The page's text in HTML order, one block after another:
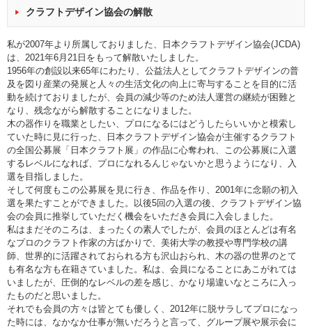
クラフトデザイン協会の解散
私が2007年より所属しておりました、日本クラフトデザイン協会(JCDA)
は、2021年6月21日をもって解散いたしました。
1956年の創設以来65年にわたり、公益法人としてクラフトデザインの普
及を図り産業の発展と人々の生活文化の向上に寄与することを目的に活
動を続けておりましたが、会員の減少等のため法人運営の継続が困難と
なり、残念ながら解散することになりました。
木の器作りを職業としたい、プロになるにはどうしたらいいかと模索し
ていた時に見に行った、日本クラフトデザイン協会が主催するクラフト
の全国公募展「日本クラフト展」の作品に心奪われ、この公募展に入選
するレベルになれば、プロになれるんじゃないかと思うようになり、入
選を目指しました。
そして何度もこの公募展を見に行き、作品を作り、2001年に念願の初入
選を果たすことができました。以後5回の入選の後、クラフトデザイン協
会の会員に推挙していただく機会をいただき会員に入会しました。
私はまだそのころは、まったくの素人でしたが、会員のほとんどは有名
なプロのクラフト作家の方ばかりで、美術大学の教授や専門学校の講
師、世界的に活躍されておられる方も沢山おられ、木の器の世界のとて
も有名な方も在籍さていました。私は、会員になることにあこがれては
いましたが、圧倒的なレベルの差を感じ、かなり場違いなところに入っ
たものだと思いました。
それでも会員の方々は皆とても優しく、2012年に脱サラしてプロになっ
た時には、なかなか仕事が無いだろうと言って、グループ展や展示会に